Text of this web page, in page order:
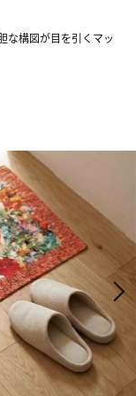
な構図が目を引くマッ